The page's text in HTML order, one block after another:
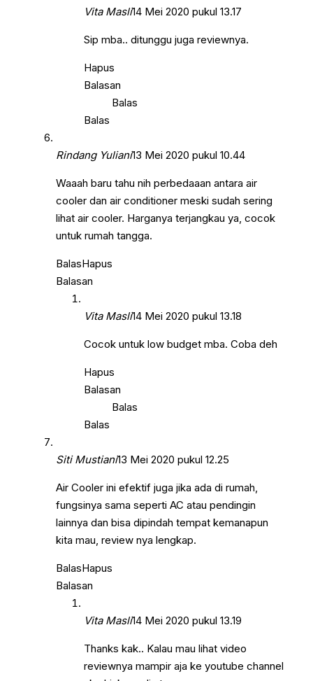
Vita Masli14 Mei 2020 pukul 13.17
Sip mba.. ditunggu juga reviewnya.
Hapus
Balasan
Balas
Balas
Rindang Yuliani13 Mei 2020 pukul 10.44
Waaah baru tahu nih perbedaaan antara air
cooler dan air conditioner meski sudah sering
lihat air cooler. Harganya terjangkau ya, cocok
untuk rumah tangga.
BalasHapus
Balasan
Vita Masli14 Mei 2020 pukul 13.18
Cocok untuk low budget mba. Coba deh
Hapus
Balasan
Balas
Balas
Siti Mustiani13 Mei 2020 pukul 12.25
Air Cooler ini efektif juga jika ada di rumah,
fungsinya sama seperti AC atau pendingin
lainnya dan bisa dipindah tempat kemanapun
kita mau, review nya lengkap.
BalasHapus
Balasan
Vita Masli14 Mei 2020 pukul 13.19
Thanks kak.. Kalau mau lihat video
reviewnya mampir aja ke youtube channel